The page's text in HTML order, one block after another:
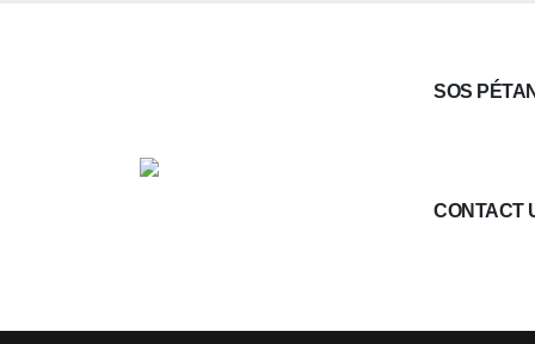
SOS
CONTACT